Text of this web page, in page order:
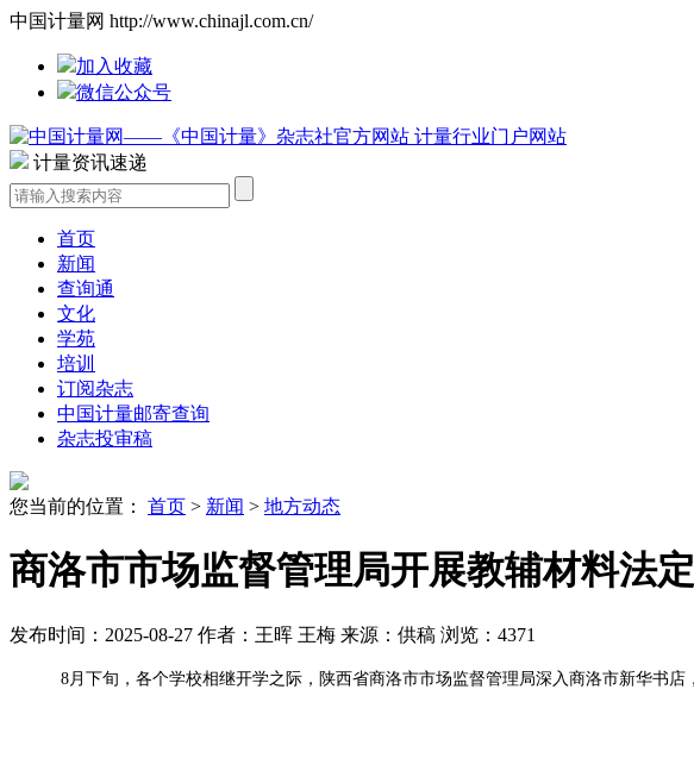
中国计量网 http://www.chinajl.com.cn/
加入收藏
微信公众号
计量资讯速递
首页
新闻
查询通
文化
学苑
培训
订阅杂志
中国计量邮寄查询
杂志投审稿
您当前的位置： 首页 > 新闻 > 地方动态
商洛市市场监督管理局开展教辅材料法
发布时间：2025-08-27 作者：王晖 王梅 来源：供稿 浏览：4371
8月下旬，各个学校相继开学之际，陕西省商洛市市场监督管理局深入商洛市新华书